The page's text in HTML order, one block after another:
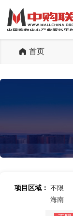
首页
项目区域： 不限
海南